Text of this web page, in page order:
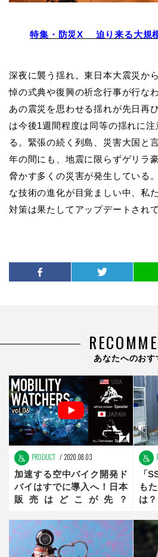
特集・防災X 迫り来る大規
深夜に襲う揺れ。東日本大震災か
悼の式典や復興の祈念行事が行な
あの震災を思わせる揺れが先日再
は今後1週間程度は同等の揺れに
る。緊張の続く列島、災害大国と
年の間にも、地震に限らずゲリラ
脅かす多くの災害が発生している
な技術の進化が目覚ましい中、私
対策は果たしてアップデートされ
あなたへのおす
PRODUCT 2020.08.03
加速する空中バイク開発ド
バイはすでに導入へ！日本
販売はどこが先？
「
も
は？